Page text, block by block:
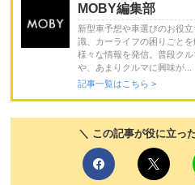
MOBY編集部
新型車予想や車選びのお役
識、カーライフの困りごと
様々な情報を発信。普段ク
や、あまりクルマに興味が...
記事一覧はこちら >
＼ この記事が役に立っ